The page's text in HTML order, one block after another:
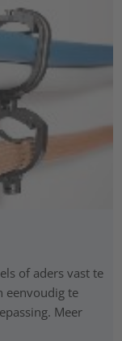
of aders vast te
eenvoudig te
Meer